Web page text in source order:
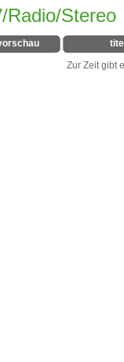
Radio/Stereo
titel
Zur Zeit gibt